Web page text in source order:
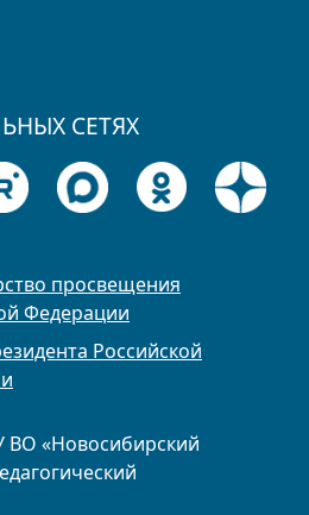
ВО «Новосибирский
СЕТЯХ
просвещения
Федерации
Российской